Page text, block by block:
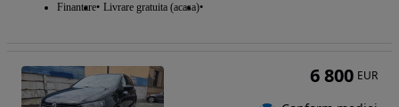
Finantare Livrare gratuita (acasa)
6 800 EUR